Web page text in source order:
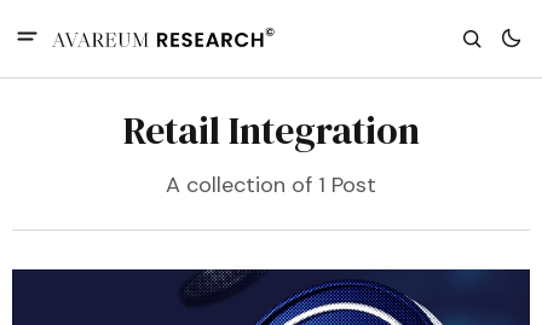
Retail Integration
A collection of 1 Post